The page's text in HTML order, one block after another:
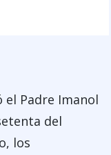
el Padre Imanol
del
los